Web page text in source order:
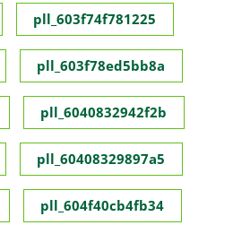
pll_603f74f781225
pll_603f78ed5bb8a
pll_6040832942f2b
pll_60408329897a5
pll_604f40cb4fb34